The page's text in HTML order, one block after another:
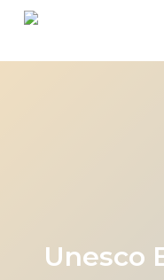
Unesco